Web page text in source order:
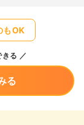
もOK
る
る